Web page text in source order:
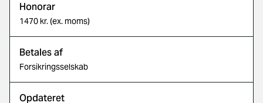
Honorar
1470 kr. (ex. moms)
Betales af
Forsikringsselskab
Opdateret